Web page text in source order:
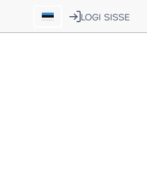
LOGI SISSE